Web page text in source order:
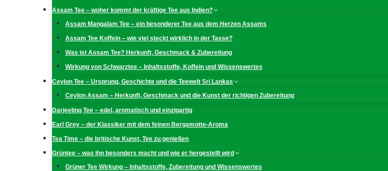
Assam Tee – woher kommt der kräftige Tee aus Indien?
Assam Mangalam Tee – ein besonderer Tee aus dem Herzen Assams
Assam Tee Koffein – wie viel steckt wirklich in der Tasse?
Was ist Assam Tee? Herkunft, Geschmack & Zubereitung
Wirkung von Schwarztee – Inhaltsstoffe, Koffein und Wissenswertes
Ceylon Tee – Ursprung, Geschichte und die Teewelt Sri Lankas
Ceylon Assam – Herkunft, Geschmack und die Kunst der richtigen Zubereitung
Darjeeling Tee – edel, aromatisch und einzigartig
Earl Grey – der Klassiker mit dem feinen Bergamotte-Aroma
Tea Time – die britische Kunst, Tee zu genießen
Grüntee – was ihn besonders macht und wie er hergestellt wird
Grüner Tee Wirkung – Inhaltsstoffe, Zubereitung und Wissenswertes